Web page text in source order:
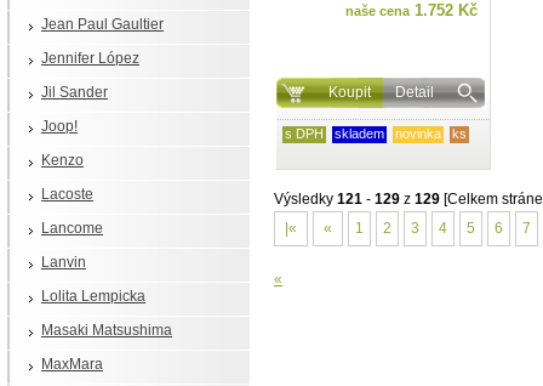
Jean Paul Gaultier
Jennifer López
Jil Sander
Joop!
Kenzo
Lacoste
Lancome
Lanvin
Lolita Lempicka
Masaki Matsushima
MaxMara
naše cena1.752 Kč
Koupit Detail
s DPH skladem novinka ks
Výsledky 121 - 129 z 129 [Celkem
|«
« 1 2 3 4 5 6 7
«